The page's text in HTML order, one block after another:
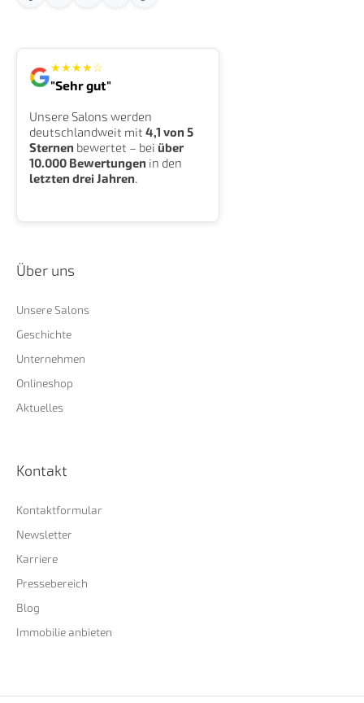
★★★★☆
"Sehr gut"
Unsere Salons werden
deutschlandweit mit 4,1 von 5
Sternen bewertet – bei über
10.000 Bewertungen in den
letzten drei Jahren.
Über uns
Unsere Salons
Geschichte
Unternehmen
Onlineshop
Aktuelles
Kontakt
Kontaktformular
Newsletter
Karriere
Pressebereich
Blog
Immobilie anbieten